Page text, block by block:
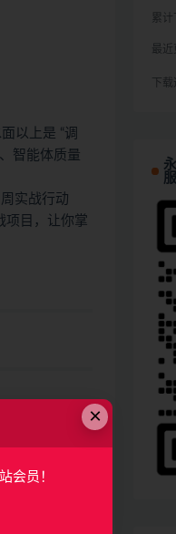
以上是 “调
智能体质量
实战行动
项目，让你掌
累计
最近
下
×
会员！